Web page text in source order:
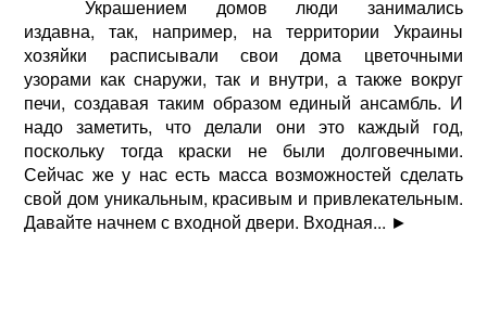
Украшением домов люди занимались
издавна, так, например, на территории Украины
хозяйки расписывали свои дома цветочными
узорами как снаружи, так и внутри, а также вокруг
печи, создавая таким образом единый ансамбль. И
надо заметить, что делали они это каждый год,
поскольку тогда краски не были долговечными.
Сейчас же у нас есть масса возможностей сделать
свой дом уникальным, красивым и привлекательным.
Давайте начнем с входной двери. Входная... ►